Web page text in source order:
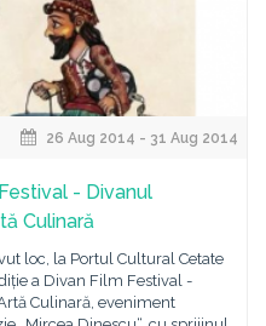
26 Aug 2014 - 31 Aug 2014
- Divanul
Culinară
loc, la Portul Cultural Cetate
a Divan Film Festival -
Culinară, eveniment